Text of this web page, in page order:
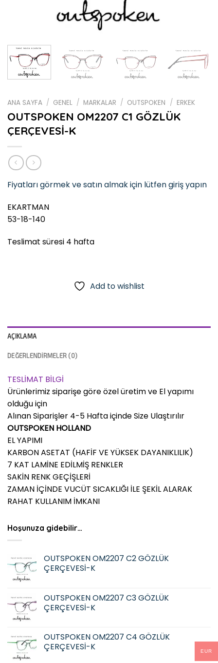
ANA SAYFA / GENEL / MARKALAR / OUTSPOKEN / ERKEK
OUTSPOKEN OM2207 C1 GÖZLÜK
ÇERÇEVESİ-K
Fiyatları görmek ve satın almak için lütfen giriş yapın
EKARTMAN
53-18-140
Teslimat süresi 4 hafta
Add to wishlist
AÇIKLAMA
DEĞERLENDIRMELER (0)
TESLİMAT BİLGİ
Ürünlerimiz siparişe göre özel üretim ve El yapımı
olduğu için
Alınan Siparişler 4-5 Hafta içinde Size Ulaştırılır
OUTSPOKEN HOLLAND
EL YAPIMI
KARBON ASETAT (HAFİF VE YÜKSEK DAYANIKLILIK)
7 KAT LAMİNE EDİLMİŞ RENKLER
SAKİN RENK GEÇİŞLERİ
ZAMAN İÇİNDE VUCÜT SICAKLIĞI İLE ŞEKİL ALARAK
RAHAT KULLANIM İMKANI
Hoşunuza gidebilir…
OUTSPOKEN OM2207 C2 GÖZLÜK
ÇERÇEVESİ-K
OUTSPOKEN OM2207 C3 GÖZLÜK
ÇERÇEVESİ-K
OUTSPOKEN OM2207 C4 GÖZLÜK
ÇERÇEVESİ-K
EUR